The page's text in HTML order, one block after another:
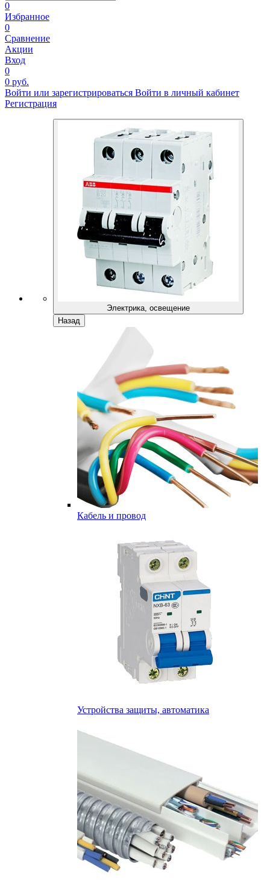
0
Избранное
0
Сравнение
Акции
Вход
0
0 руб.
Войти или зарегистрироваться Войти в личный кабинет
Регистрация
Электрика, освещение
Назад
Кабель и провод
Устройства защиты, автоматика